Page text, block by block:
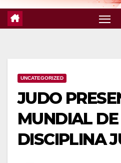
UNCATEGORIZED
JUDO
MUNDIAL
DISCIPLINA